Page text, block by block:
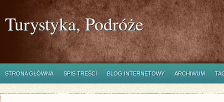
Turystyka, Podróże
STRONA GŁÓWNA SPIS TREŚCI BLOG INTERNETOWY ARCHIWUM